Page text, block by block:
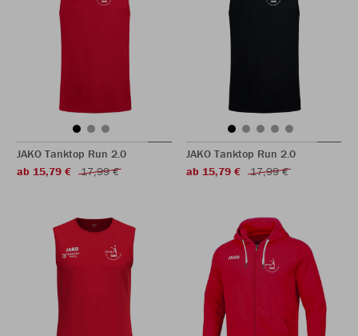
JAKO Tanktop Run 2.0
ab 15,79 €
17,99 €
JAKO Tanktop Run 2.0
ab 15,79 €
17,99 €